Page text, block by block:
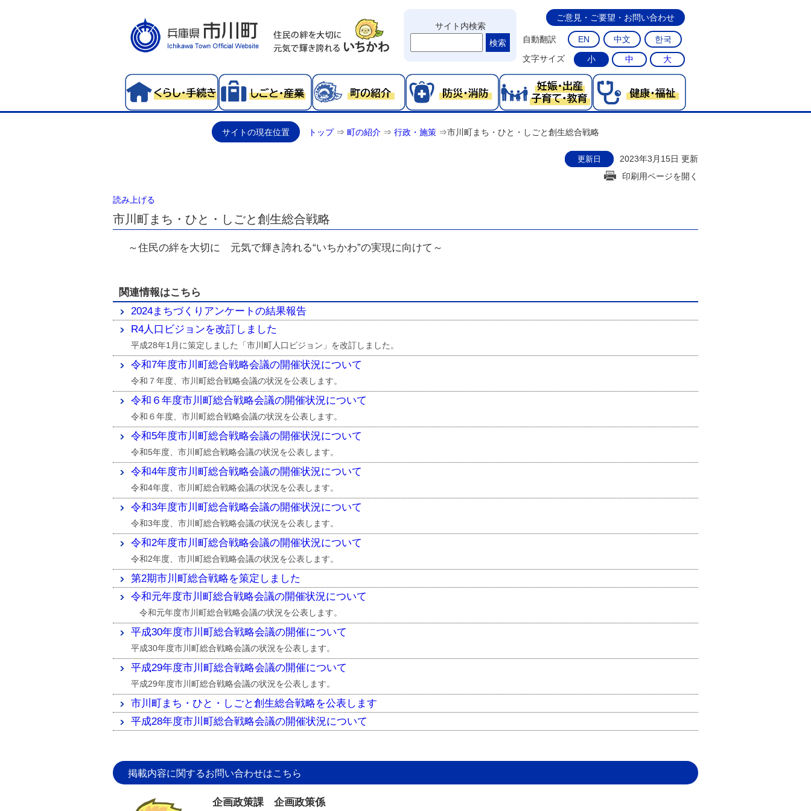
サイト内検索
検索
ご意見・ご要望・お問い合わせ
自動翻訳 EN 中文
한국
文字サイズ
小 中 大
サイトの現在位置 トップ⇒ 町の紹介 ⇒ 行政・施策 ⇒市川町まち・ひと・しごと創生総合戦略
更新日
2023年3月15日 更新
印刷用ページを開く
読み上げる
市川町まち・ひと・しごと創生総合戦略
～住民の絆を大切に 元気で輝き誇れる“いちかわ”の実現に向けて～
関連情報はこちら
2024まちづくりアンケートの結果報告
R4人口ビジョンを改訂しました
平成28年1月に策定しました「市川町人口ビジョン」を改訂しました。
令和7年度市川町総合戦略会議の開催状況について
令和７年度、市川町総合戦略会議の状況を公表します。
令和６年度市川町総合戦略会議の開催状況について
令和６年度、市川町総合戦略会議の状況を公表します。
令和5年度市川町総合戦略会議の開催状況について
令和5年度、市川町総合戦略会議の状況を公表します。
令和4年度市川町総合戦略会議の開催状況について
令和4年度、市川町総合戦略会議の状況を公表します。
令和3年度市川町総合戦略会議の開催状況について
令和3年度、市川町総合戦略会議の状況を公表します。
令和2年度市川町総合戦略会議の開催状況について
令和2年度、市川町総合戦略会議の状況を公表します。
第2期市川町総合戦略を策定しました
令和元年度市川町総合戦略会議の開催状況について
令和元年度市川町総合戦略会議の状況を公表します。
平成30年度市川町総合戦略会議の開催について
平成30年度市川町総合戦略会議の状況を公表します。
平成29年度市川町総合戦略会議の開催について
平成29年度市川町総合戦略会議の状況を公表します。
市川町まち・ひと・しごと創生総合戦略を公表します
平成28年度市川町総合戦略会議の開催状況について
掲載内容に関するお問い合わせはこちら
企画政策課 企画政策係